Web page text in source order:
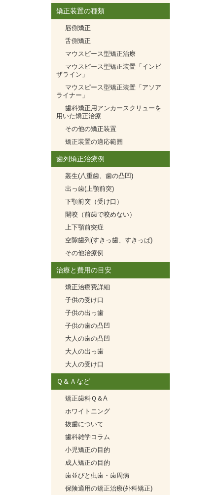
矯正装置の種類
唇側矯正
舌側矯正
マウスピース型矯正治療
マウスピース型矯正装置「インビ
ザライン」
マウスピース型矯正装置「アソア
ライナー」
歯科矯正用アンカースクリューを
用いた矯正治療
その他の矯正装置
矯正装置の適応範囲
歯列矯正治療例
叢生(八重歯、歯の凸凹)
出っ歯(上顎前突)
下顎前突（受け口）
開咬（前歯で咬めない）
上下顎前突症
空隙歯列(すきっ歯、すきっぱ)
その他治療例
治療と費用の目安
矯正治療費詳細
子供の受け口
子供の出っ歯
子供の歯の凸凹
大人の歯の凸凹
大人の出っ歯
大人の受け口
Ｑ＆Ａなど
矯正歯科Ｑ＆A
ホワイトニング
抜歯について
歯科雑学コラム
小児矯正の目的
成人矯正の目的
歯並びと虫歯・歯周病
保険適用の矯正治療(外科矯正)